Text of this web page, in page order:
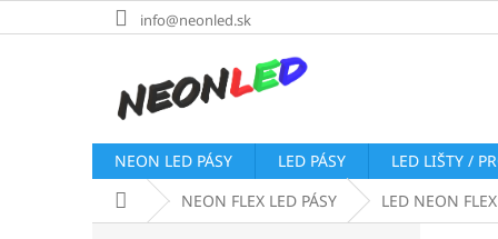
na
info@neonled.sk
NEON LED PÁSY LED PÁSY LED LIŠTY /
DomovNEON FLEX LED PÁSY LED NEON